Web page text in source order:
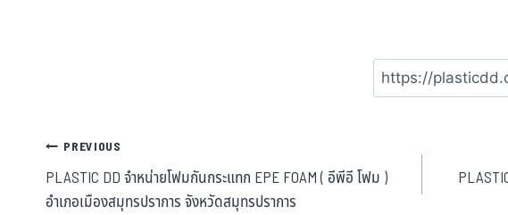
PREVIOUS
PLASTIC DD จำหน่ายโฟมกันกระแทก EPE FOAM ( อีพีอี โฟม )
อำเภอเมืองสมุทรปราการ จังหวัดสมุทรปราการ